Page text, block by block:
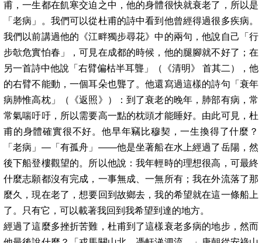
甫，一生都在飢寒交迫之中，他的身體很快就衰老了，所以是
「老病」。我們可以從杜甫的詩中看到他曾經得過很多疾病。
我們以前講過他的《江畔獨步尋花》中的兩句，他說自己「行
步欹危實怕春」，可見在成都的時候，他的腿腳就不好了；在
另一首詩中他說「右臂偏枯半耳聾」（《清明》
首其二），他
的右臂不能動，一個耳朵也聾了。他還寫過這樣的詩句「衰年
病肺惟高枕」（《返照》）：到了衰老的晚年，肺部有病，常
常氣喘吁吁，所以需要高一點的枕頭才能睡好。由此可見，杜
甫的身體確實很不好。他早年竊比穆契，一生換得了什麼？
「老病」 —「有孤舟」 ——他是坐著船在水上經過了岳陽，然
後下船登樓觀望的。所以他說：我年輕時的理想很高，可最終
什麼志願都沒有完成，一事無成、一無所有；我在外流落了那
麼久，現在老了，想要回到故鄉去，我的希望就在這一條船上
了。只有它，可以載著我回到我希望到達的地方。
經過了這麼多挫折苦難，杜甫到了這樣衰老多病的地步，然而